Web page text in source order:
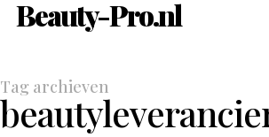
Beauty-Pro.nl
Tag archieven